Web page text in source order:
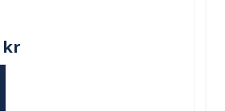
kr